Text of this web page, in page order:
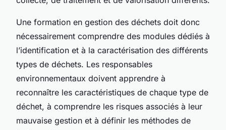
Une formation en gestion des déchets doit donc
nécessairement comprendre des modules dédiés à
l’identification et à la caractérisation des différents
types de déchets. Les responsables
environnementaux doivent apprendre à
reconnaître les caractéristiques de chaque type de
déchet, à comprendre les risques associés à leur
mauvaise gestion et à définir les méthodes de